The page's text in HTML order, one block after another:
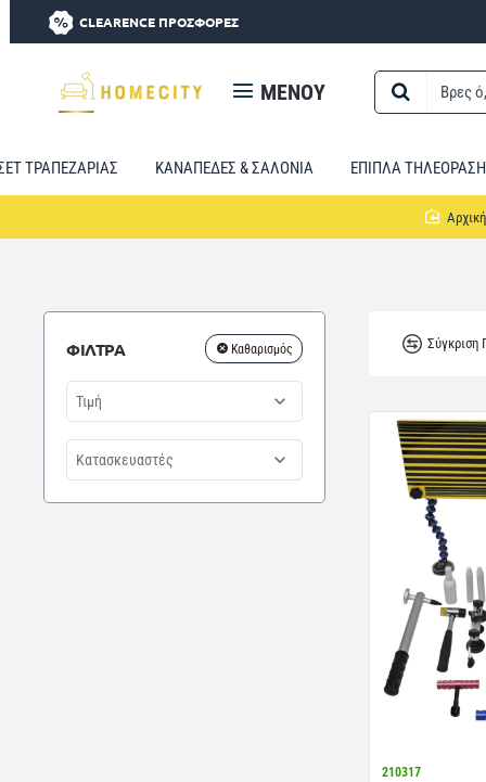
CLEARENCE ΠΡΟΣΦΟΡΕΣ
MENOY
Βρες
χρειαστείς...
ΤΡΑΠΕΖΑΡΙΑΣ ΚΑΝΑΠΕΔΕΣ & ΣΑΛΟΝΙΑ ΕΠΙΠΛΑ
ΦΙΛΤΡΑ Καθαρισμός
Τιμή
Κατασκευαστές
Σύγκριση
210317